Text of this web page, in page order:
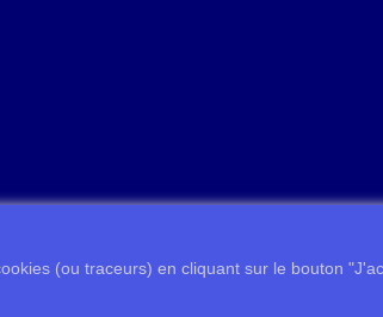
(ou traceurs) en cliquant sur le bouton